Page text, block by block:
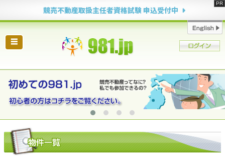
競売不動産取扱主任者資格試験 申込受付中
☰